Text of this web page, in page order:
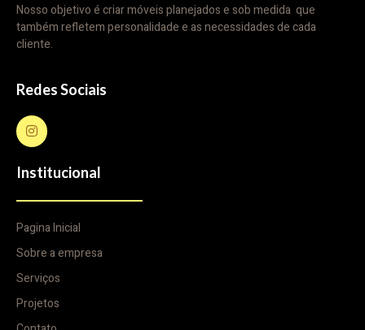
Nosso objetivo é criar móveis planejados e sob medida que
também refletem personalidade e as necessidades de cada
cliente.
Redes Sociais
Institucional
Pagina Inicial
Sobre a empresa
Serviços
Projetos